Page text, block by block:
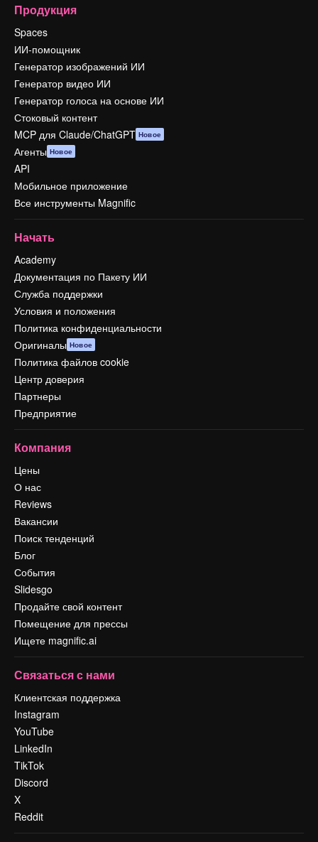
Продукция
Spaces
ИИ-помощник
Генератор изображений ИИ
Генератор видео ИИ
Генератор голоса на основе ИИ
Стоковый контент
MCP для Claude/ChatGPT Новое
Агенты Новое
API
Мобильное приложение
Все инструменты Magnific
Начать
Academy
Документация по Пакету ИИ
Служба поддержки
Условия и положения
Политика конфиденциальности
Оригиналы Новое
Политика файлов cookie
Центр доверия
Партнеры
Предприятие
Компания
Цены
О нас
Reviews
Вакансии
Поиск тенденций
Блог
События
Slidesgo
Продайте свой контент
Помещение для прессы
Ищете magnific.ai
Связаться с нами
Клиентская поддержка
Instagram
YouTube
LinkedIn
TikTok
Discord
X
Reddit